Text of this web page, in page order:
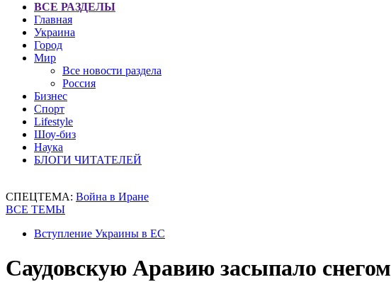
ВСЕ РАЗДЕЛЫ
Главная
Украина
Город
Мир
Все новости раздела
Россия
Бизнес
Спорт
Lifestyle
Шоу-биз
Наука
БЛОГИ ЧИТАТЕЛЕЙ
СПЕЦТЕМА: Война в Иране
ВСЕ ТЕМЫ
Вступление Украины в ЕС
Саудовскую Аравию засыпало снегом